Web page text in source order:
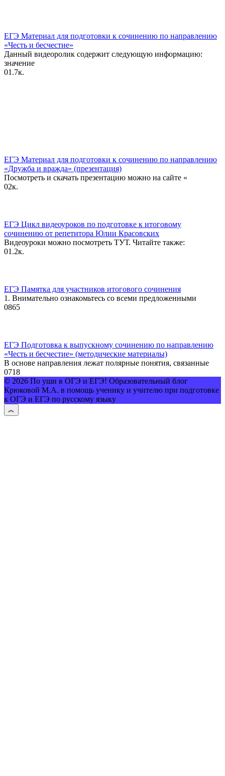
ЕГЭ Материал для подготовки к сочинению по направлению
«Честь и бесчестие»
Данный видеоролик содержит следующую информацию:
значение
01.7к.
ЕГЭ Материал для подготовки к сочинению по направлению
«Дружба и вражда» (презентация)
Посмотреть и скачать презентацию можно на сайте «
02к.
ЕГЭ Цикл видеоуроков по подготовке к итоговому
сочинению от репетитора Юлии Красовских
Видеоуроки можно посмотреть ТУТ. Читайте также:
01.2к.
ЕГЭ Памятка для участников итогового сочинения
1. Внимательно ознакомьтесь со всеми предложенными
0865
ЕГЭ Подготовка к выпускному сочинению по направлению
«Честь и бесчестие» (методические материалы)
В основе направления лежат полярные понятия, связанные
0718
© 2026 По уши в ОГЭ и ЕГЭ! Образовательный блог
Крюковой М.А. в помощь ученику и учителю при подготовке
к ОГЭ и ЕГЭ по русскому языку